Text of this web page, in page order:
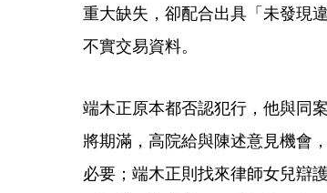
重大缺失，卻配合出具「未發現
不實交易資料。
端木正原本都否認犯行，他與同
將期滿，高院給與陳述意見機會
必要；端木正則找來律師女兒辯